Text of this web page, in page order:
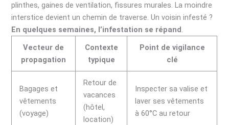
plinthes, gaines de ventilation, fissures murales. La moindre
interstice devient un chemin de traverse. Un voisin infesté ?
En quelques semaines, l’infestation se répand.
Vecteur de
propagation
Contexte
typique
Point de vigilance
clé
Bagages et
vêtements
(voyage)
Retour de
vacances
(hôtel,
location)
Inspecter sa valise et
laver ses vêtements
à 60°C au retour